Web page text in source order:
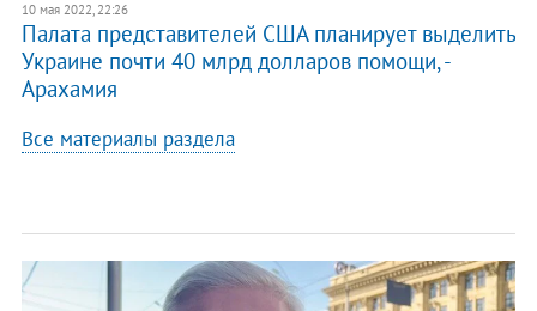
10 мая 2022, 22:26
Палата представителей США планирует выделить
Украине почти 40 млрд долларов помощи, -
Арахамия
Все материалы раздела